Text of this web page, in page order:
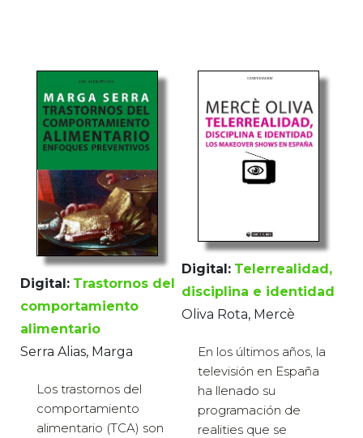
Digital: Trastornos del
comportamiento
alimentario
Serra Alias, Marga
Los trastornos del
comportamiento
alimentario (TCA) son
Digital: Telerrealidad,
disciplina e identidad
Oliva Rota, Mercè
En los últimos años, la
televisión en España
ha llenado su
programación de
realities que se